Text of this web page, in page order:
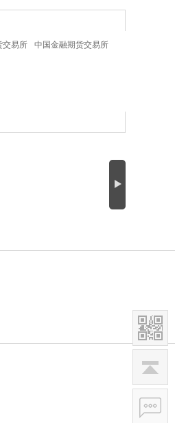
交易所 中国金融期货交易所